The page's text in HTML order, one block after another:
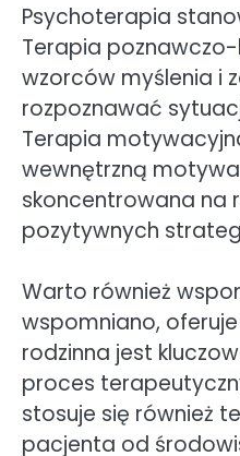
Psychoterapia
Terapia
wzorców myślenia i
rozpoznawać
Terapia
wewnętrzną
skoncentrowana na
pozytywnych
Warto również
wspomniano,
rodzinna jest
proces
stosuje się również
pacjenta od